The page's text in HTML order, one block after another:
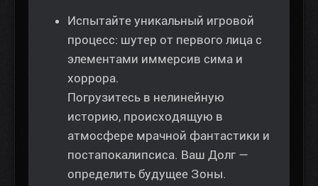
Испытайте уникальный игровой
процесс: шутер от первого лица с
элементами иммерсив сима и
хоррора.
Погрузитесь в нелинейную
историю, происходящую в
атмосфере мрачной фантастики и
постапокалипсиса. Ваш Долг —
определить будущее Зоны.